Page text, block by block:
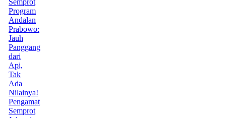
Program
Andalan
Prabowo:
Jauh
Panggang
dari
Api,
Tak
Ada
Nilainya!
Pengamat
Semprot